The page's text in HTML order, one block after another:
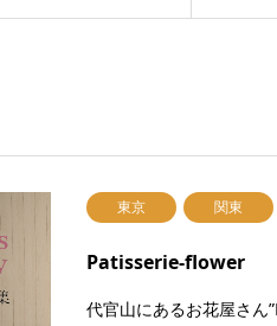
東京 関東
Patisserie-flower
代官山にあるお花屋さん